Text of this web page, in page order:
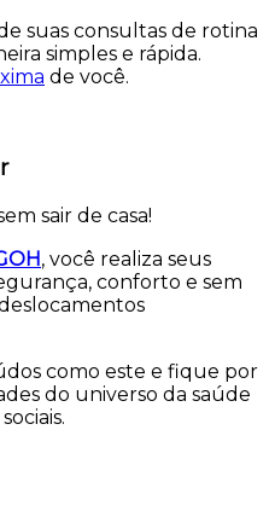
suas consultas de rotina
simples e rápida.
de você.
sair de casa!
, você realiza seus
conforto e sem
como este e fique por
do universo da saúde